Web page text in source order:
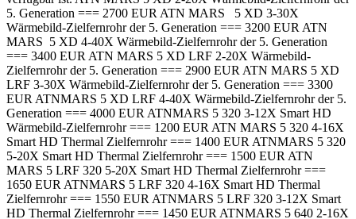
5. Generation === 2700 EUR ATN MARS 5 XD 3-30X
Wärmebild-Zielfernrohr der 5. Generation === 3200 EUR ATN
MARS 5 XD 4-40X Wärmebild-Zielfernrohr der 5. Generation
=== 3400 EUR ATN MARS 5 XD LRF 2-20X Wärmebild-
Zielfernrohr der 5. Generation === 2900 EUR ATN MARS 5 XD
LRF 3-30X Wärmebild-Zielfernrohr der 5. Generation === 3300
EUR ATNMARS 5 XD LRF 4-40X Wärmebild-Zielfernrohr der 5.
Generation === 4000 EUR ATNMARS 5 320 3-12X Smart HD
Wärmebild-Zielfernrohr === 1200 EUR ATN MARS 5 320 4-16X
Smart HD Thermal Zielfernrohr === 1400 EUR ATNMARS 5 320
5-20X Smart HD Thermal Zielfernrohr === 1500 EUR ATN
MARS 5 LRF 320 5-20X Smart HD Thermal Zielfernrohr ===
1650 EUR ATNMARS 5 LRF 320 4-16X Smart HD Thermal
Zielfernrohr === 1550 EUR ATNMARS 5 LRF 320 3-12X Smart
HD Thermal Zielfernrohr === 1450 EUR ATNMARS 5 640 2-16X